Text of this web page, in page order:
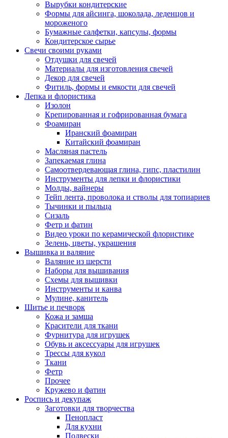
Вырубки кондитерские
Формы для айсинга, шоколада, леденцов и
мороженого
Бумажные салфетки, капсулы, формы
Кондитерское сырье
Свечи своими руками
Отдушки для свечей
Материалы для изготовления свечей
Декор для свечей
Фитиль, формы и емкости для свечей
Лепка и флористика
Изолон
Крепированная и гофрированная бумага
Фоамиран
Иранский фоамиран
Китайский фоамиран
Масляная пастель
Запекаемая глина
Самоотвердевающая глина, гипс, пластилин
Инструменты для лепки и флористики
Молды, вайнеры
Тейп лента, проволока и стволы для топиариев
Тычинки и пыльца
Сизаль
Фетр и фатин
Видео уроки по керамической флористике
Зелень, цветы, украшения
Вышивка и валяние
Валяние из шерсти
Наборы для вышивания
Схемы для вышивки
Инструменты и канва
Мулине, канитель
Шитье и печворк
Кожа и замша
Красители для ткани
Фурнитура для игрушек
Обувь и аксессуары для игрушек
Трессы для кукол
Ткани
Фетр
Прочее
Кружево и фатин
Роспись и декупаж
Заготовки для творчества
Пенопласт
Для кухни
Подвески